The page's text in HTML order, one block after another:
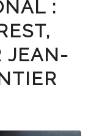
:
JEAN-